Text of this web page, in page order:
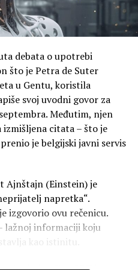
eventualna zloupotreba.
ovo istraživanje pokazalo
o tome kako ljudi
industriju ocijenio je
kao previše složene i
saglasne sa
eura u obliku koji je
U praksi, prema tim
drže do 3.000 eura u
a, što bi predstavljalo
bio bi izvan bilansa
dijela depozita koji
izvor finansiranja,
digitalni euro samo jedan
debata o upotrebi
što je Petra de Suter
u Gentu, koristila
svoj uvodni govor za
Međutim, njen
izmišljena citata – što je
je belgijski javni servis
Ajnštajn (Einstein) je
napretka“.
izgovorio ovu rečenicu.
lažnoj informaciji koju
kao istinitu.